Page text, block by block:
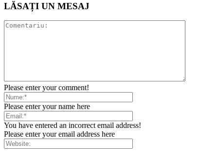
LĂSAȚI UN MESAJ
Please enter your comment!
Please enter your name here
You have entered an incorrect email address!
Please enter your email address here